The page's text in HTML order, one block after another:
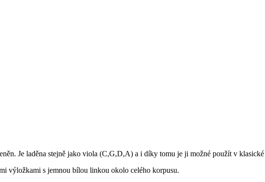
Je laděna stejně jako viola (C,G,D,A) a i díky tomu je ji možné použít v
výložkami s jemnou bílou linkou okolo celého korpusu.